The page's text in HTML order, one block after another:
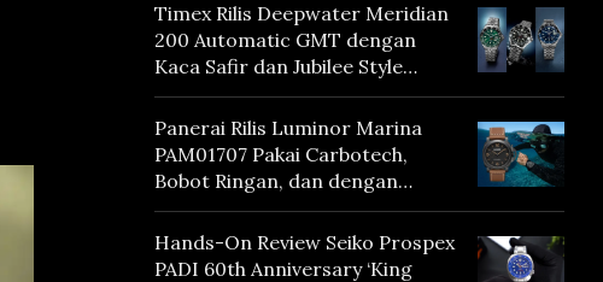
Timex Rilis Deepwater Meridian
200 Automatic GMT dengan
Kaca Safir dan Jubilee Style
Bracelet
Panerai Rilis Luminor Marina
PAM01707 Pakai Carbotech,
Bobot Ringan, dan dengan
Vintage Vibes
Hands-On Review Seiko Prospex
PADI 60th Anniversary ‘King